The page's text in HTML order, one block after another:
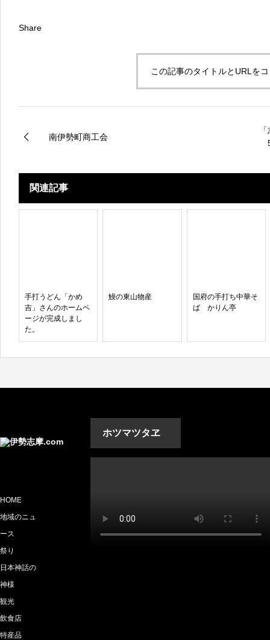
Share
この記事のタイトルとURLを
南伊勢町商工会
関連記事
手打うどん「かめ
吉」さんのホームペ
ージが完成しまし
た。
鰻の東山物産
国府の手打ち中華そ
ば かりん亭
ホツマツタヱ
HOME
地域のニュ
ース
祭り
日本神話の
神様
観光
飲食店
特産品